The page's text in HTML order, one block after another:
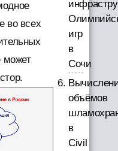
во всех
может
игр
в
Сочи
объёмов
в
Civil